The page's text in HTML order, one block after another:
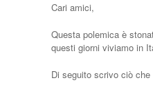
Cari amici,
Questa polemica è
questi giorni viviamo in
Di seguito scrivo ciò